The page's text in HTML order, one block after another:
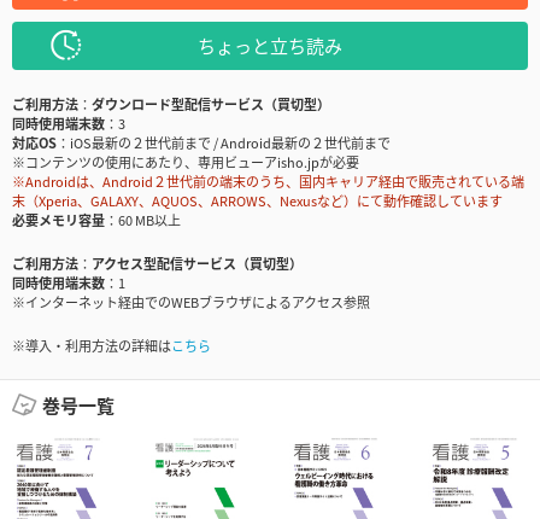
ちょっと立ち読み
ご利用方法
ダウンロード型配信サービス（買切型）
同時使用端末数
3
対応OS
iOS最新の２世代前まで / Android最新の２世代前まで
※コンテンツの使用にあたり、専用ビューアisho.jpが必要
※Androidは、Android２世代前の端末のうち、国内キャリア経由で販売されている端
末（Xperia、GALAXY、AQUOS、ARROWS、Nexusなど）にて動作確認しています
必要メモリ容量
60 MB以上
ご利用方法
アクセス型配信サービス（買切型）
同時使用端末数
1
※インターネット経由でのWEBブラウザによるアクセス参照
※導入・利用方法の詳細はこちら
巻号一覧